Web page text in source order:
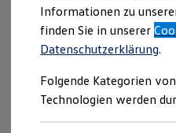
Die ENERGY
Junge
Volkswagen
Reifenpakete
Leasing
Leasing-
Informationen zu
finden Sie in unserer
Datenschutzerklärung.
Folgende Kategorien
Technologien werden